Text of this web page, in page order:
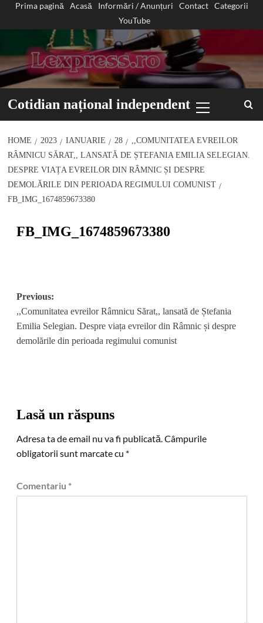
Prima pagină Acasă Informări / Anunțuri Contact
Categorii
YouTube
Cotidian național independent
Menu
HOME 2023 IANUARIE 28
,,COMUNITATEA EVREILOR
RÂMNICU SĂRAT,, LANSATĂ DE ȘTEFANIA EMILIA SELEGIAN.
DESPRE VIAȚA EVREILOR DIN RÂMNIC ȘI DESPRE
DEMOLĂRILE DIN PERIOADA REGIMULUI COMUNIST
FB_IMG_1674859673380
FB_IMG_1674859673380
Post
navigation
Previous:
,,Comunitatea evreilor Râmnicu Sărat,, lansată de Ștefania
Emilia Selegian. Despre viața evreilor din Râmnic și despre
demolările din perioada regimului comunist
Lasă un răspuns
Adresa ta de email nu va fi publicată.Câmpurile
obligatorii sunt marcate cu *
Comentariu *